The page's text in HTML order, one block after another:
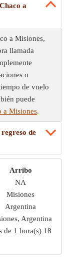
a
a Misiones,
llamada
o
de vuelo
puede
a Misiones.
de
Arribo
NA
Misiones
Argentina
Argentina
de 1 hora(s) 18